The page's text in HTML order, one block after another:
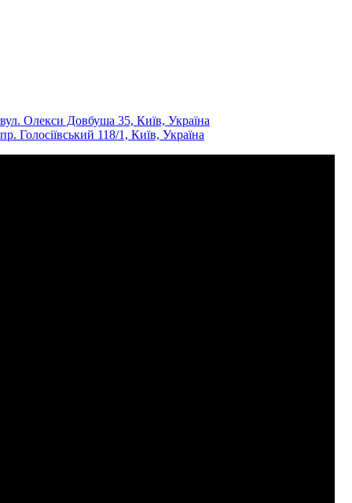
вул. Олекси Довбуша 35, Київ, Україна
пр. Голосіївський 118/1, Київ, Україна